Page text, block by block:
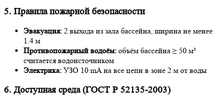
5. Правила пожарной безопасности
Эвакуация: 2 выхода из зала бассейна, ширина не менее
1.4 м
Противопожарный водоём: объём бассейна ≥ 50 м³
считается водоисточником
Электрика: УЗО 10 mA на все цепи в зоне 2 м от воды
6. Доступная среда (ГОСТ Р 52135-2003)